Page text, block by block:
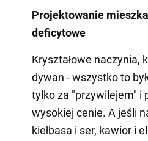
Projektowanie
deficytowe
Kryształowe naczynia,
dywan - wszystko to
tylko za "przywilejem" i
wysokiej cenie. A jeśli
kiełbasa i ser, kawior i